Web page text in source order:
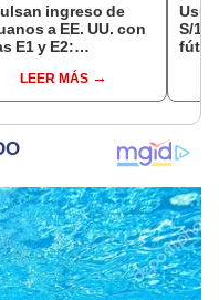
ingreso de
a EE. UU. con
E1 y E2:
serían los más
LEER MÁS
S/